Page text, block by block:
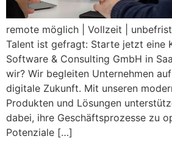
remote möglich | Vollzeit |
Talent ist gefragt: Starte jetzt eine
Software & Consulting GmbH in
wir? Wir begleiten Unternehmen
digitale Zukunft. Mit unseren
Produkten und Lösungen
dabei, ihre Geschäftsprozesse zu
Potenziale […]